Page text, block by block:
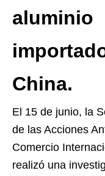
aluminio
China.
El 15 de junio, la
de las Acciones
Comercio
realizó una